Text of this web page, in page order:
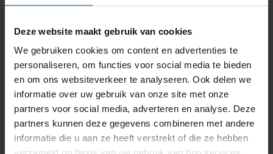
Deze website maakt gebruik van cookies
We gebruiken cookies om content en advertenties te
personaliseren, om functies voor social media te bieden
en om ons websiteverkeer te analyseren. Ook delen we
informatie over uw gebruik van onze site met onze
partners voor social media, adverteren en analyse. Deze
partners kunnen deze gegevens combineren met andere
informatie die u aan ze heeft verstrekt of die ze hebben
Branche
Cleanrooms, Laboratoria
Materiaal
RVS
Merk
VE-Systems
Branches
Solutions
RVS Werkplekinrichting
Productlijnen
Medische afvalverpakkingen
Infectiepreventie en hygiëne
Septodry
Metro
Zarges
Ons team
Klantcases
Vacatures